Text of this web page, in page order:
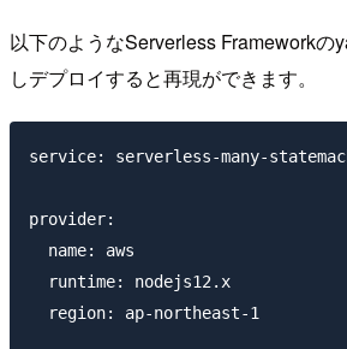
以下のようなServerless Frameworkの
しデプロイすると再現ができます。
service: serverless-many-
provider:
  name: aws
  runtime: nodejs12.x
  region: ap-northeast-1